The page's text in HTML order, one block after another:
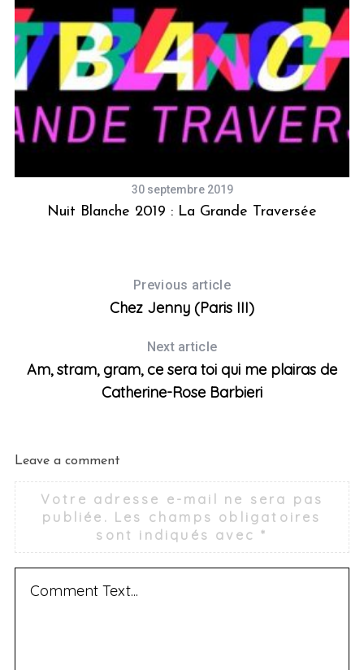
30 septembre 2019
Nuit Blanche 2019 : La Grande Traversée
Previous article
Chez Jenny (Paris III)
Next article
Am, stram, gram, ce sera toi qui me plairas de
Catherine-Rose Barbieri
Leave a comment
Votre adresse e-mail ne sera pas
publiée. Les champs obligatoires
sont indiqués avec*